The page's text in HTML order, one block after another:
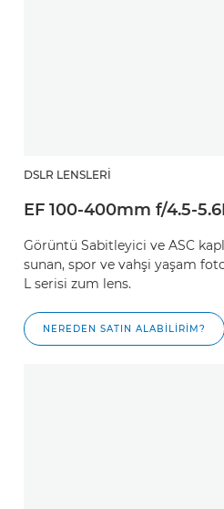
DSLR LENSLERI
EF 100-400mm f/4.5-
Görüntü Sabitleyici ve ASC
sunan, spor ve vahşi yaşam
L serisi zum lens.
NEREDEN SATIN ALABILIRIM?